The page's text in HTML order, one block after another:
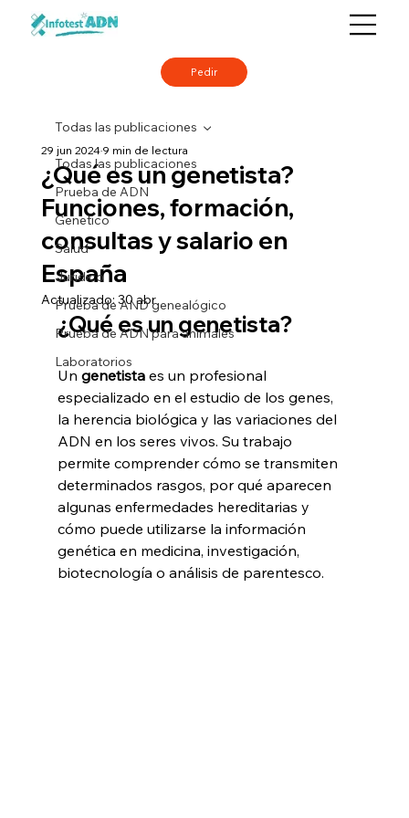
Pedir
Todas las publicaciones
Prueba de ADN
Genetico
Salud
Juridico
Prueba de AND genealógico
Prueba de ADN para animales
Laboratorios
Todas las publicaciones
¿Qué es un genetista?
Funciones, formación,
consultas y salario en
España
29 jun 20249 min de lectura
Actualizado:30 abr
¿Qué es un genetista?
Un genetista es un profesional
especializado en el estudio de los genes,
la herencia biológica y las variaciones del
ADN en los seres vivos. Su trabajo
permite comprender cómo se transmiten
determinados rasgos, por qué aparecen
algunas enfermedades hereditarias y
cómo puede utilizarse la información
genética en medicina, investigación,
biotecnología o análisis de parentesco.